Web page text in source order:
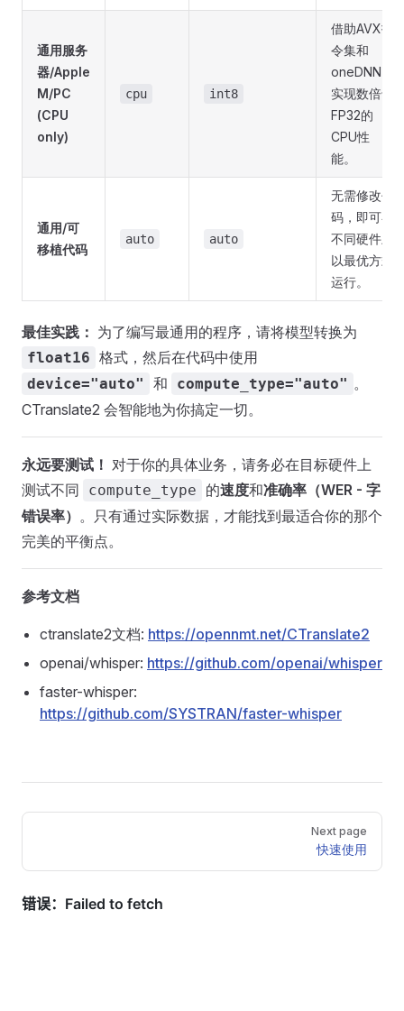
通用服务
器/Apple
M/PC
(CPU
only)
cpu int8
借助AVX指
令集和
oneDNN，
实现数倍于
FP32的
CPU性
能。
通用/可
移植代码
auto auto
无需修改代
码，即可在
不同硬件上
以最优方式
运行。
最佳实践： 为了编写最通用的程序，请将模型转换为
float16 格式，然后在代码中使用
device="auto" 和 compute_type="auto" 。
CTranslate2 会智能地为你搞定一切。
永远要测试！ 对于你的具体业务，请务必在目标硬件上
测试不同
compute_type 的速度和准确率（WER - 字
错误率） 。只有通过实际数据，才能找到最适合你的那个
完美的平衡点。
参考文档
ctranslate2文档: https://opennmt.net/CTranslate2
openai/whisper: https://github.com/openai/whisper
faster-whisper:
https://github.com/SYSTRAN/faster-whisper
Pager
Next page
快速使用